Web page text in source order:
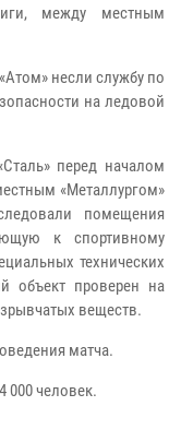
между местным
несли службу по
на ледовой
перед началом
«Металлургом»
помещения
к спортивному
технических
объект проверен на
веществ.
матча.
000 человек.